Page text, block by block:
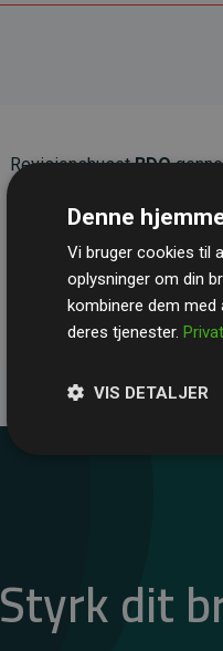
RevisionshusetBDO
gennemsnit kompenserer
CO₂-udledninger .
Styrk dit
Denne
Vi bruger cookies til
oplysninger om din
kombinere dem med
deres tjenester.
VIS DETALJER